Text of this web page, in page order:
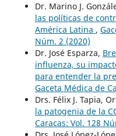
Dr. Marino J.
las políticas de
América Latina ,
Núm. 2 (2020)
Dr. José Esparza,
influenza, su
para entender la
Gaceta Médica de
Drs. Félix J. Tapia,
la patogenia de la
Caracas: Vol. 128